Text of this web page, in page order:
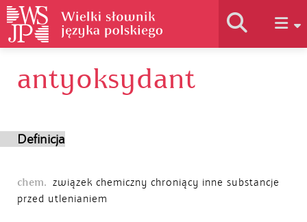
Historia słownika
antyoksydant
Definicja
chem. związek chemiczny chroniący inne substancje
przed utlenianiem